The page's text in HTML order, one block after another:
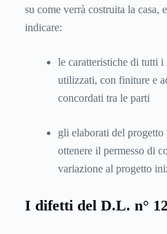
su come verrà costruita la casa,
indicare:
le caratteristiche di tutti i
utilizzati, con finiture e
concordati tra le parti
gli elaborati del progetto
ottenere il permesso di
variazione al progetto
I difetti del D.L. n°